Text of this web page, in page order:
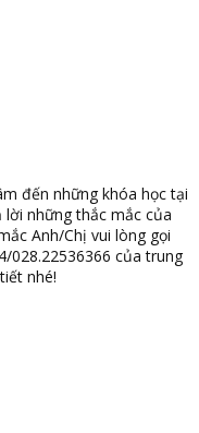
đến những khóa học tại
những thắc mắc của
Anh/Chị vui lòng gọi
028.22536366 của trung
nhé!